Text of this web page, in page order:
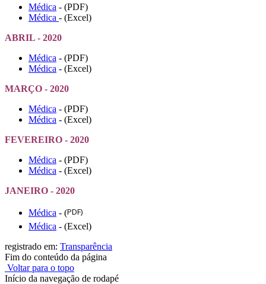
Médica - (PDF)
Médica - (Excel)
ABRIL - 2020
Médica - (PDF)
Médica - (Excel)
MARÇO - 2020
Médica - (PDF)
Médica - (Excel)
FEVEREIRO - 2020
Médica - (PDF)
Médica - (Excel)
JANEIRO - 2020
Médica - (PDF)
Médica - (Excel)
registrado em: Transparência
Fim do conteúdo da página
Voltar para o topo
Início da navegação de rodapé